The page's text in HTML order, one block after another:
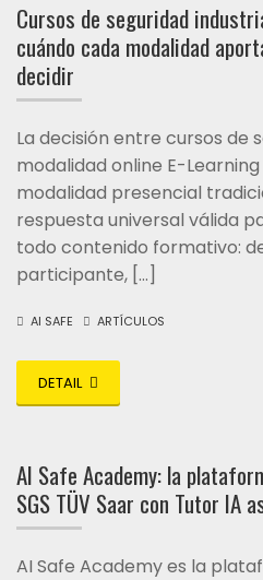
Cursos de seguridad
cuándo cada modalidad
decidir
La decisión entre cursos de
modalidad online E-
modalidad presencial
respuesta universal válida
todo contenido formativo:
participante, […]
AI SAFE ARTÍCULOS
DETAIL
AI Safe Academy: la
SGS TÜV Saar con Tutor IA
AI Safe Academy es la